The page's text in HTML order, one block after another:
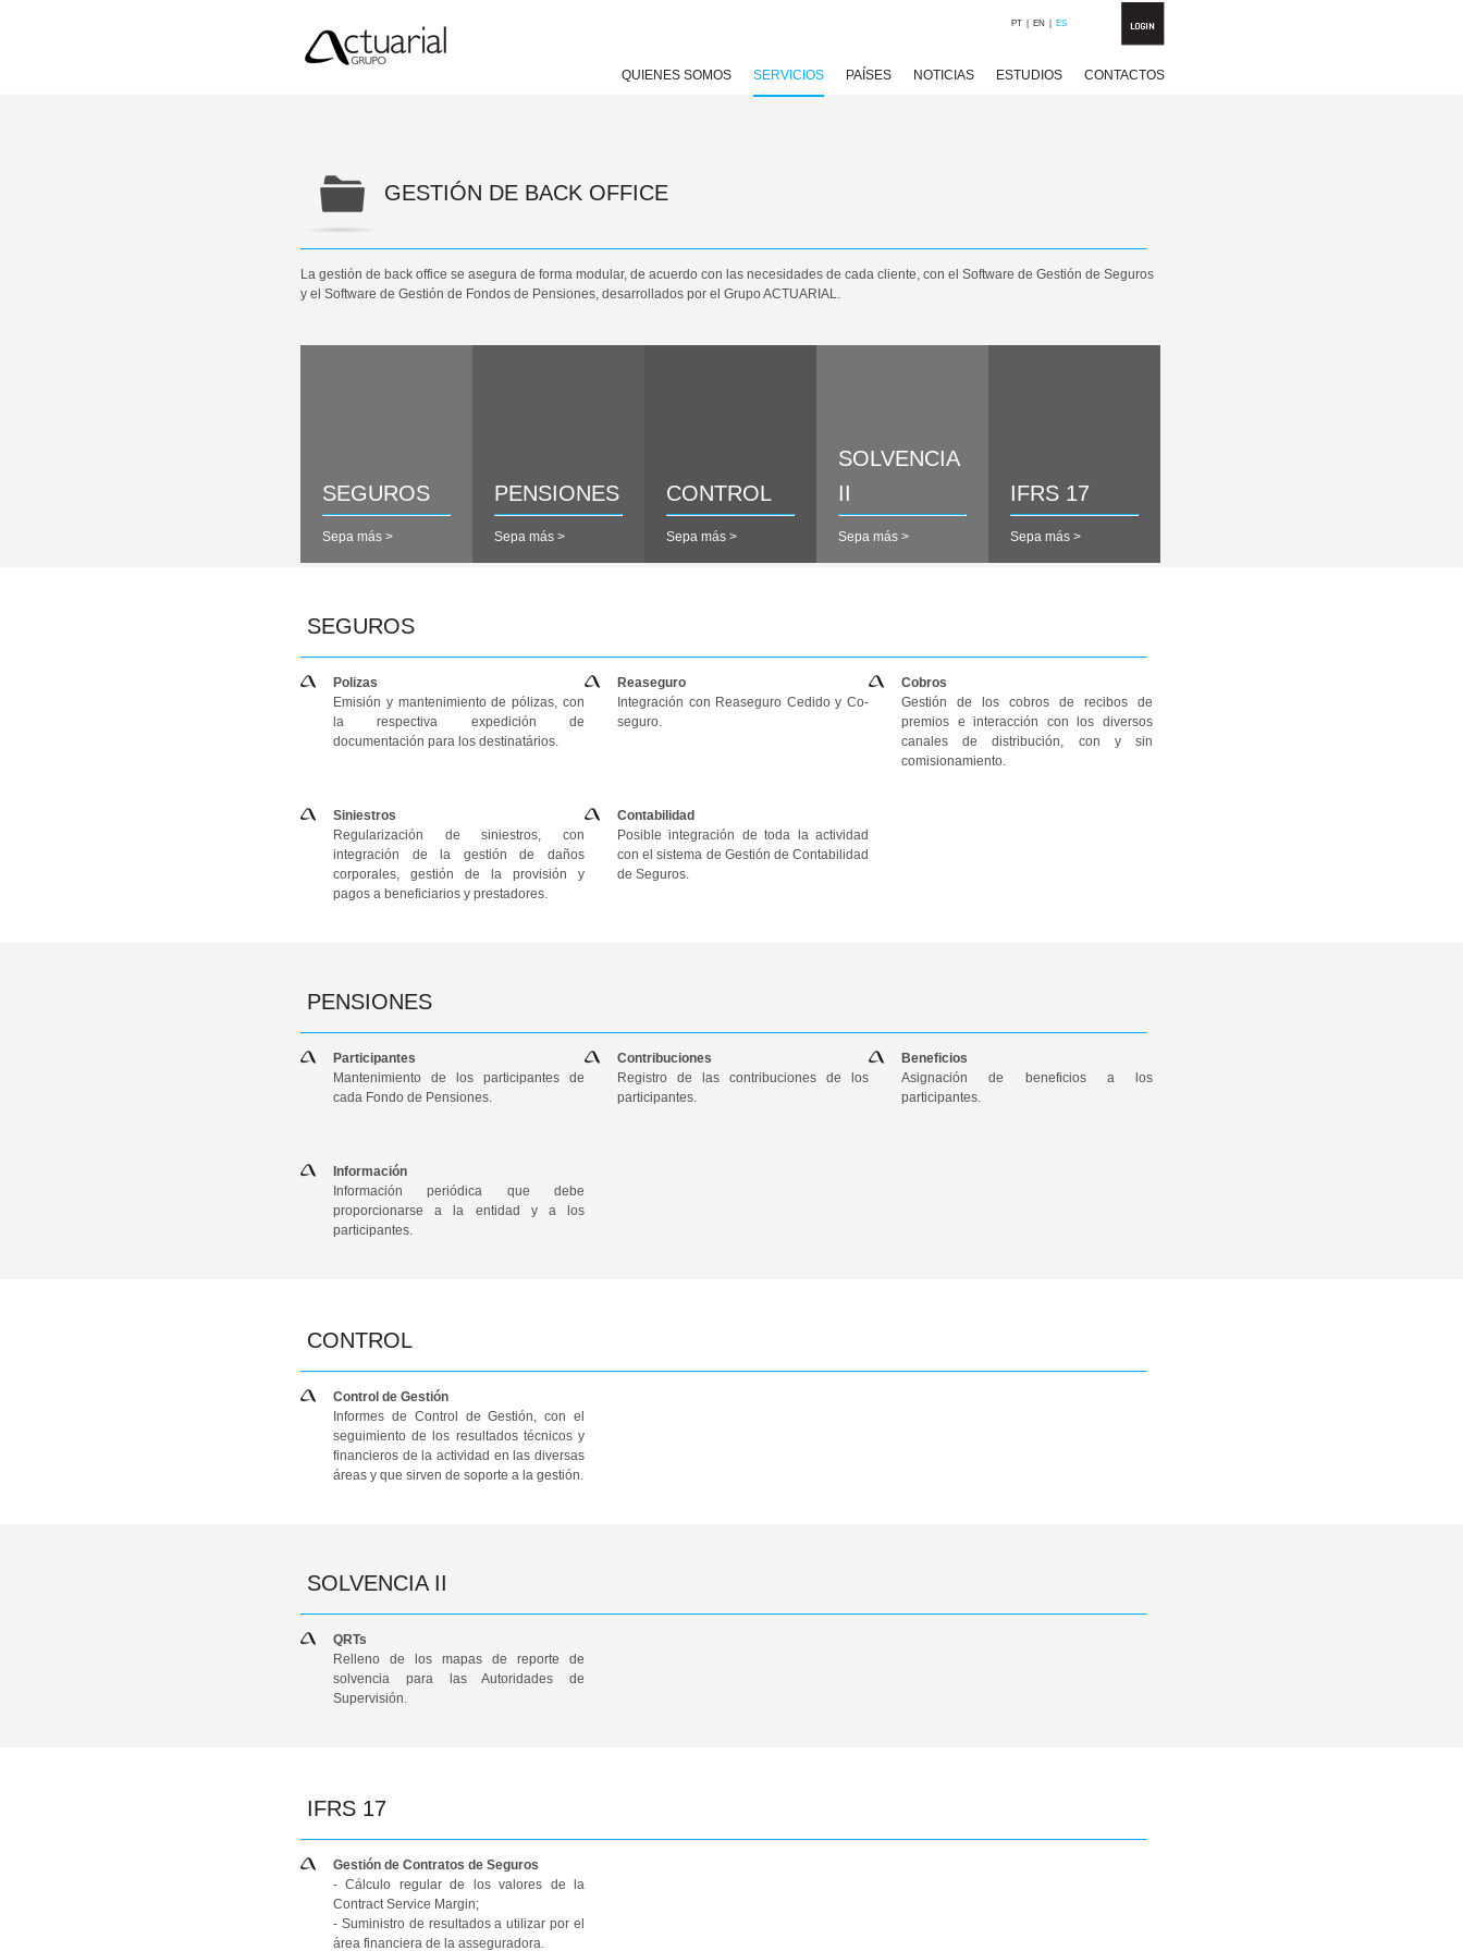
PT EN ES
QUIENES SOMOS SERVICIOS PAÍSES NOTICIAS ESTUDIOS CONTACTOS
GESTIÓN DE BACK OFFICE
La gestión de back office se asegura de forma modular, de acuerdo con las necesidades de cada cliente, con el Software de Gestión de Seguros
y el Software de Gestión de Fondos de Pensiones, desarrollados por el Grupo ACTUARIAL.
SEGUROS
Sepa más >
PENSIONES
Sepa más >
CONTROL
Sepa más >
SOLVENCIA
II
Sepa más >
IFRS 17
Sepa más >
SEGUROS
Polizas
Emisión y mantenimiento de pólizas, con
la respectiva expedición de
documentación para los destinatários.
Reaseguro
Integración con Reaseguro Cedido y Co-
seguro.
Cobros
Gestión de los cobros de recibos de
premios e interacción con los diversos
canales de distribución, con y sin
comisionamiento.
Siniestros
Regularización de siniestros, con
integración de la gestión de daños
corporales, gestión de la provisión y
pagos a beneficiarios y prestadores.
Contabilidad
Posible integración de toda la actividad
con el sistema de Gestión de Contabilidad
de Seguros.
PENSIONES
Participantes
Mantenimiento de los participantes de
cada Fondo de Pensiones.
Contribuciones
Registro de las contribuciones de los
participantes.
Beneficios
Asignación de beneficios a los
participantes.
Información
Información periódica que debe
proporcionarse a la entidad y a los
participantes.
CONTROL
Control de Gestión
Informes de Control de Gestión, con el
seguimiento de los resultados técnicos y
financieros de la actividad en las diversas
áreas y que sirven de soporte a la gestión.
SOLVENCIA II
QRTs
Relleno de los mapas de reporte de
solvencia para las Autoridades de
Supervisión.
IFRS 17
Gestión de Contratos de Seguros
- Cálculo regular de los valores de la
Contract Service Margin;
- Suministro de resultados a utilizar por el
área financiera de la asseguradora.